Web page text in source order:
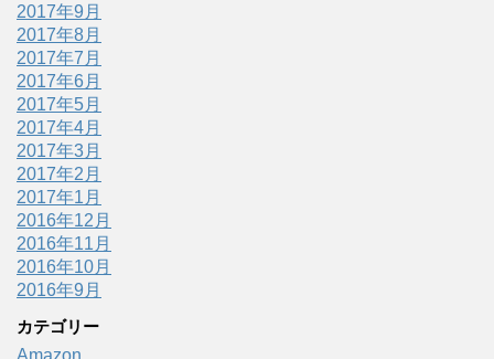
2017年9月
2017年8月
2017年7月
2017年6月
2017年5月
2017年4月
2017年3月
2017年2月
2017年1月
2016年12月
2016年11月
2016年10月
2016年9月
カテゴリー